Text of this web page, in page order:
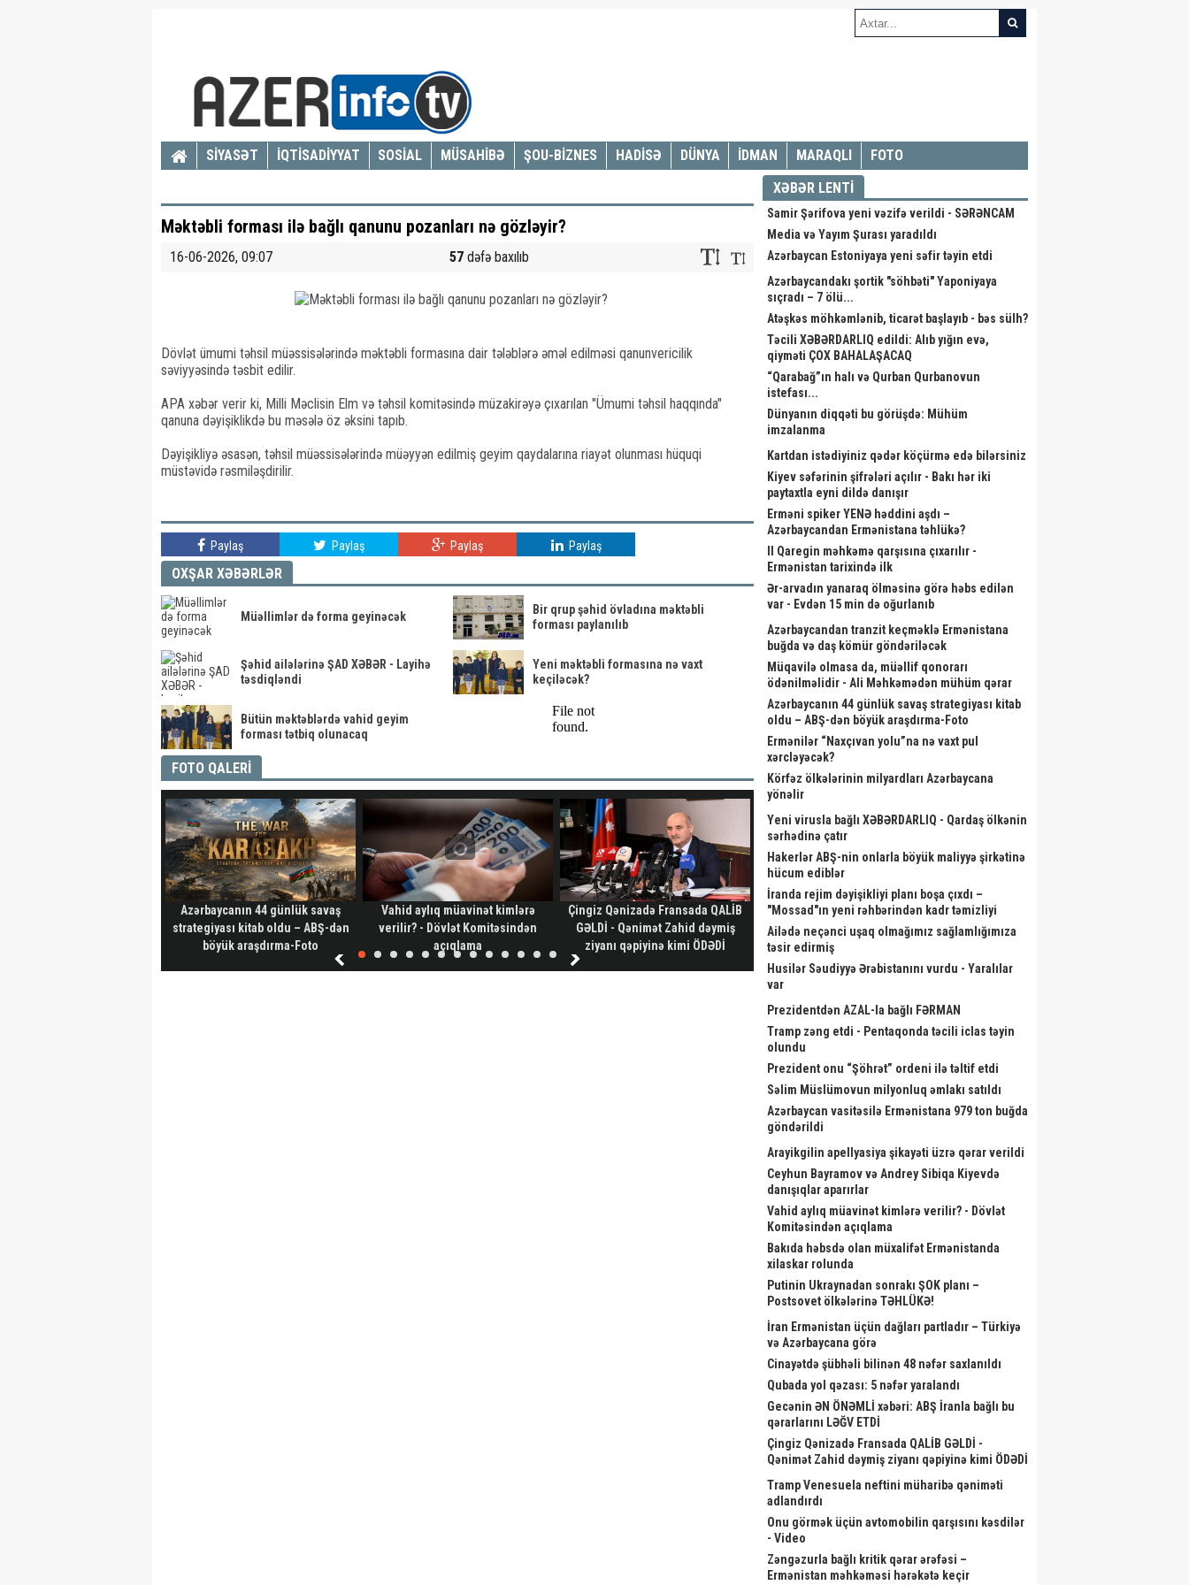
SİYASƏT İQTİSADİYYAT SOSİAL MÜSAHİBƏ ŞOU-BİZNES HADİSƏ DÜNYA İDMAN MARAQLI FOTO
Məktəbli forması ilə bağlı qanunu pozanları nə gözləyir?
16-06-2026, 09:07 57 dəfə baxılıb
Dövlət ümumi təhsil müəssisələrində məktəbli formasına dair tələblərə əməl edilməsi qanunvericilik
səviyyəsində təsbit edilir.
APA xəbər verir ki, Milli Məclisin Elm və təhsil komitəsində müzakirəyə çıxarılan "Ümumi təhsil haqqında"
qanuna dəyişiklikdə bu məsələ öz əksini tapıb.
Dəyişikliyə əsasən, təhsil müəssisələrində müəyyən edilmiş geyim qaydalarına riayət olunması hüquqi
müstəvidə rəsmiləşdirilir.
Paylaş Paylaş Paylaş Paylaş
OXŞAR XƏBƏRLƏR
Müəllimlər də forma geyinəcək
Bir qrup şəhid övladına məktəbli
forması paylanılıb
Şəhid ailələrinə ŞAD XƏBƏR - Layihə
təsdiqləndi
Yeni məktəbli formasına nə vaxt
keçiləcək?
Bütün məktəblərdə vahid geyim
forması tətbiq olunacaq
FOTO QALERİ
Azərbaycanın 44 günlük savaş
strategiyası kitab oldu – ABŞ-dən
böyük araşdırma-Foto
Vahid aylıq müavinət kimlərə
verilir? - Dövlət Komitəsindən
açıqlama
Çingiz Qənizadə Fransada QALİB
GƏLDİ - Qənimət Zahid dəymiş
ziyanı qəpiyinə kimi ÖDƏDİ
Gələn il İrəvana gedəcəyik? –
İLGİNC anons
Zakir Həsənov yeni hərbi
obyektlərə baxış keçirdi - Fotolar
XƏBƏR LENTİ
Samir Şərifova yeni vəzifə verildi - SƏRƏNCAM
Media və Yayım Şurası yaradıldı
Azərbaycan Estoniyaya yeni səfir təyin etdi
Azərbaycandakı şortik "söhbəti" Yaponiyaya
sıçradı – 7 ölü...
Atəşkəs möhkəmlənib, ticarət başlayıb - bəs sülh?
Təcili XƏBƏRDARLIQ edildi: Alıb yığın evə,
qiyməti ÇOX BAHALAŞACAQ
“Qarabağ”ın halı və Qurban Qurbanovun
istefası...
Dünyanın diqqəti bu görüşdə: Mühüm
imzalanma
Kartdan istədiyiniz qədər köçürmə edə bilərsiniz
Kiyev səfərinin şifrələri açılır - Bakı hər iki
paytaxtla eyni dildə danışır
Erməni spiker YENƏ həddini aşdı –
Azərbaycandan Ermənistana təhlükə?
II Qaregin məhkəmə qarşısına çıxarılır -
Ermənistan tarixində ilk
Ər-arvadın yanaraq ölməsinə görə həbs edilən
var - Evdən 15 min də oğurlanıb
Azərbaycandan tranzit keçməklə Ermənistana
buğda və daş kömür göndəriləcək
Müqavilə olmasa da, müəllif qonorarı
ödənilməlidir - Ali Məhkəmədən mühüm qərar
Azərbaycanın 44 günlük savaş strategiyası kitab
oldu – ABŞ-dən böyük araşdırma-Foto
Ermənilər “Naxçıvan yolu”na nə vaxt pul
xərcləyəcək?
Körfəz ölkələrinin milyardları Azərbaycana
yönəlir
Yeni virusla bağlı XƏBƏRDARLIQ - Qardaş ölkənin
sərhədinə çatır
Hakerlər ABŞ-nin onlarla böyük maliyyə şirkətinə
hücum ediblər
İranda rejim dəyişikliyi planı boşa çıxdı –
"Mossad"ın yeni rəhbərindən kadr təmizliyi
Ailədə neçənci uşaq olmağımız sağlamlığımıza
təsir edirmiş
Husilər Səudiyyə Ərəbistanını vurdu - Yaralılar
var
Prezidentdən AZAL-la bağlı FƏRMAN
Tramp zəng etdi - Pentaqonda təcili iclas təyin
olundu
Prezident onu “Şöhrət” ordeni ilə təltif etdi
Səlim Müslümovun milyonluq əmlakı satıldı
Azərbaycan vasitəsilə Ermənistana 979 ton buğda
göndərildi
Arayikgilin apellyasiya şikayəti üzrə qərar verildi
Ceyhun Bayramov və Andrey Sibiqa Kiyevdə
danışıqlar aparırlar
Vahid aylıq müavinət kimlərə verilir? - Dövlət
Komitəsindən açıqlama
Bakıda həbsdə olan müxalifət Ermənistanda
xilaskar rolunda
Putinin Ukraynadan sonrakı ŞOK planı –
Postsovet ölkələrinə TƏHLÜKƏ!
İran Ermənistan üçün dağları partladır – Türkiyə
və Azərbaycana görə
Cinayətdə şübhəli bilinən 48 nəfər saxlanıldı
Qubada yol qəzası: 5 nəfər yaralandı
Gecənin ƏN ÖNƏMLİ xəbəri: ABŞ İranla bağlı bu
qərarlarını LƏĞV ETDİ
Çingiz Qənizadə Fransada QALİB GƏLDİ -
Qənimət Zahid dəymiş ziyanı qəpiyinə kimi ÖDƏDİ
Tramp Venesuela neftini müharibə qəniməti
adlandırdı
Onu görmək üçün avtomobilin qarşısını kəsdilər
- Video
Zəngəzurla bağlı kritik qərar ərəfəsi –
Ermənistan məhkəməsi hərəkətə keçir